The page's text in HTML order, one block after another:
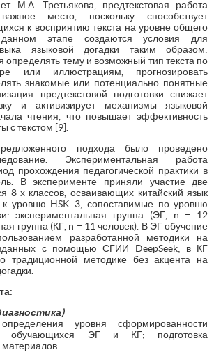
М.А. Третьякова, предтекстовая работа
место, поскольку способствует
к восприятию текста на уровне общего
этапе создаются условия для
языковой догадки таким образом:
определять тему и возможный тип текста по
или иллюстрациям, прогнозировать
знакомые или потенциально понятные
предтекстовой подготовки снижает
и активизирует механизмы языковой
чтения, что повышает эффективность
с текстом [9].
подхода было проведено
Экспериментальная работа
прохождения педагогической практики в
В эксперименте приняли участие две
8-х классов, осваивающих китайский язык
уровню HSK 3, сопоставимые по уровню
экспериментальная группа (ЭГ, n = 12
группа (КГ, n = 11 человек). В ЭГ обучение
разработанной методики на
с помощью СГИИ DeepSeek; в КГ
традиционной методике без акцента на
уровня сформированности
обучающихся ЭГ и КГ; подготовка